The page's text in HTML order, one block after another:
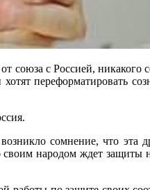
союза с Россией, никакого
переформатировать
сомнение, что эта
народом ждет защиты